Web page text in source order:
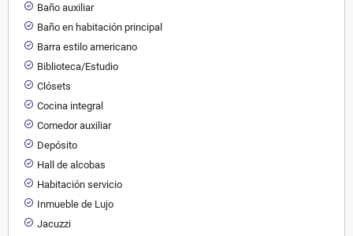
Baño auxiliar
Baño en habitación principal
Barra estilo americano
Biblioteca/Estudio
Clósets
Cocina integral
Comedor auxiliar
Depósito
Hall de alcobas
Habitación servicio
Inmueble de Lujo
Jacuzzi